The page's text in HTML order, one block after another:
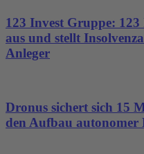
123 Invest Gruppe: 123
aus und stellt
Anleger
Dronus sichert sich 15
den Aufbau